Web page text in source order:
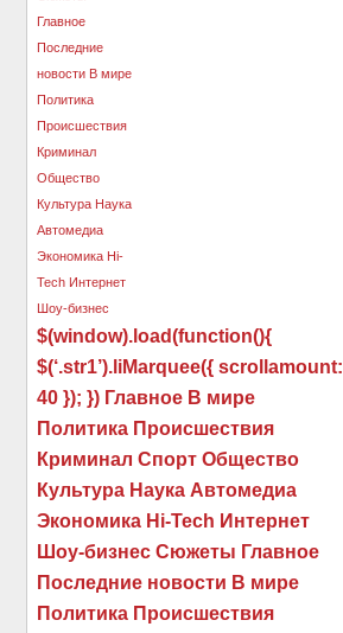
$(window).load(function(){
$(‘.str1’).liMarquee({ scrollamount:
40 }); }) Главное В мире
Политика Происшествия
Криминал Спорт Общество
Культура Наука Автомедиа
Экономика Hi-Tech Интернет
Шоу-бизнес Сюжеты Главное
Последние новости В мире
Политика Происшествия